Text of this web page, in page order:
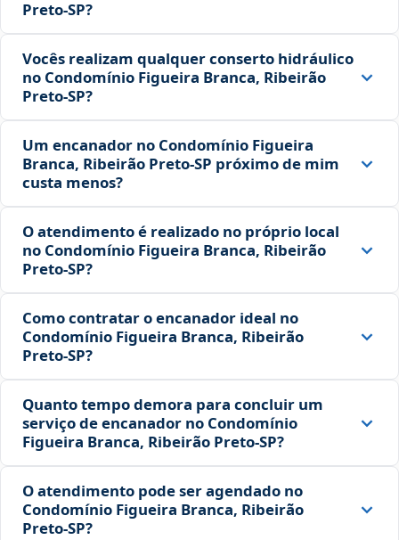
Preto‑SP?
Vocês realizam qualquer conserto hidráulico
no Condomínio Figueira Branca, Ribeirão
Preto‑SP?
Um encanador no Condomínio Figueira
Branca, Ribeirão Preto‑SP próximo de mim
custa menos?
O atendimento é realizado no próprio local
no Condomínio Figueira Branca, Ribeirão
Preto‑SP?
Como contratar o encanador ideal no
Condomínio Figueira Branca, Ribeirão
Preto‑SP?
Quanto tempo demora para concluir um
serviço de encanador no Condomínio
Figueira Branca, Ribeirão Preto‑SP?
O atendimento pode ser agendado no
Condomínio Figueira Branca, Ribeirão
Preto‑SP?